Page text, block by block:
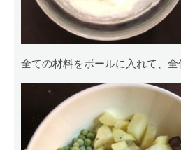
全ての材料をボールに入れて、全